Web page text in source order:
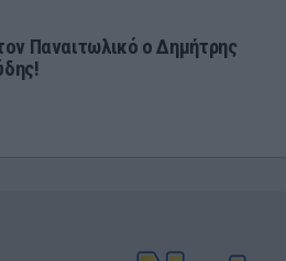
Παναιτωλικό ο Δημήτρης